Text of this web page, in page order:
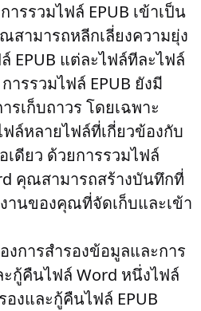
ารรวมไฟล์ EPUB เข้าเป็น
สามารถหลีกเลี่ยงความยุ่ง
EPUB แต่ละไฟล์ทีละไฟล์
การรวมไฟล์ EPUB ยังมี
เก็บถาวร โดยเฉพาะ
ล์หลายไฟล์ที่เกี่ยวข้องกับ
ดียว ด้วยการรวมไฟล์
คุณสามารถสร้างบันทึกที่
านของคุณที่จัดเก็บและเข้า
การสำรองข้อมูลและการ
ะกู้คืนไฟล์ Word หนึ่งไฟล์
งและกู้คืนไฟล์ EPUB